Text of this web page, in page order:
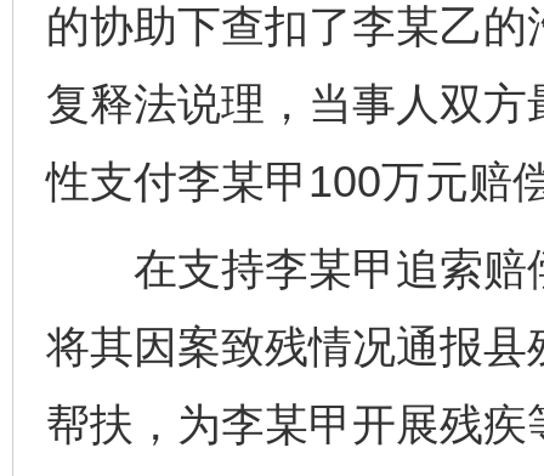
的协助下查扣了李某乙
复释法说理，当事人双
性支付李某甲100万元赔
在支持李某甲追索赔
将其因案致残情况通报
帮扶，为李某甲开展残